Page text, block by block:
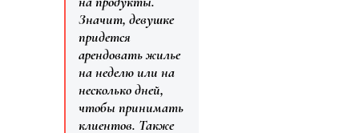
Значит, девушке
придется
арендовать жилье
на неделю или на
несколько дней,
чтобы принимать
клиентов. Также